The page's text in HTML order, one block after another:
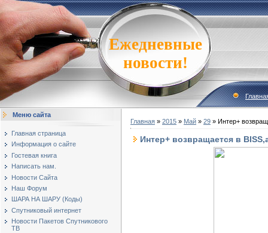
Ежедневные
новости!
Меню сайта
Главная страница
Информация о сайте
Гостевая книга
Написать нам.
Новости Сайта
Наш Форум
ШАРА НА ШАРУ (Коды)
Спутниковый интернет
Новости Пакетов Спутникового
ТВ
Главная » 2015 » Май » 29 » Интер+
Интер+ возвращается в